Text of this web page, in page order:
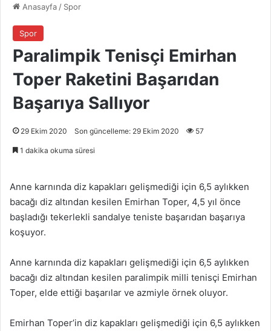
Anasayfa / Spor
Spor
Paralimpik Tenisçi Emirhan
Toper Raketini Başarıdan
Başarıya Sallıyor
29 Ekim 2020 Son güncelleme: 29 Ekim 2020 57
1 dakika okuma süresi
Anne karnında diz kapakları gelişmediği için 6,5 aylıkken
bacağı diz altından kesilen Emirhan Toper, 4,5 yıl önce
başladığı tekerlekli sandalye teniste başarıdan başarıya
koşuyor.
Anne karnında diz kapakları gelişmediği için 6,5 aylıkken
bacağı diz altından kesilen paralimpik milli tenisçi Emirhan
Toper, elde ettiği başarılar ve azmiyle örnek oluyor.
Emirhan Toper’in diz kapakları gelişmediği için 6,5 aylıkken